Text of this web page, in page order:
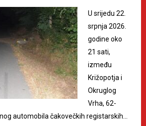
U srijedu 22.
srpnja 2026.
godine oko
21 sati,
između
Križopotja i
Okruglog
Vrha, 62-
automobila čakovečkih registarskih…